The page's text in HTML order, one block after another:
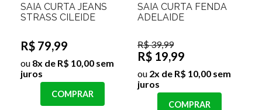
SAIA CURTA JEANS
STRASS CILEIDE
R$ 79,99
ou 8x de R$ 10,00 sem
juros
COMPRAR
SAIA CURTA FENDA
ADELAIDE
R$ 39,99
R$ 19,99
ou 2x de R$ 10,00 sem
juros
COMPRAR